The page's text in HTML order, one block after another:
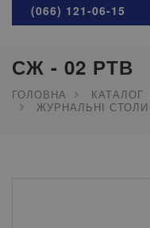
(066) 121-06-15
СЖ - 02 РТВ
ГОЛОВНА КАТАЛОГ
ЖУРНАЛЬНІ СТОЛИ